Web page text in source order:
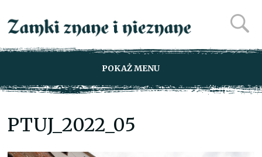
POKAŻ MENU
PTUJ_2022_05